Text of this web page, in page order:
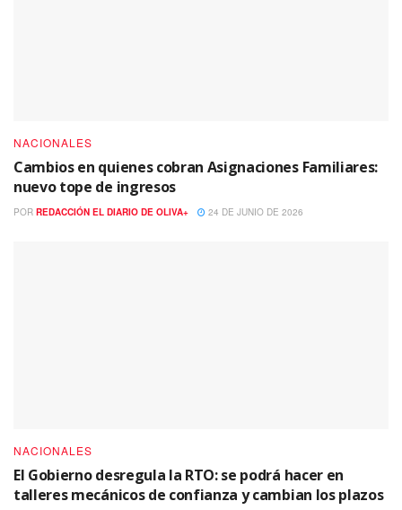
NACIONALES
Cambios en quienes cobran Asignaciones Familiares:
nuevo tope de ingresos
POR REDACCIÓN EL DIARIO DE OLIVA+ 24 DE JUNIO DE 2026
NACIONALES
El Gobierno desregula la RTO: se podrá hacer en
talleres mecánicos de confianza y cambian los plazos